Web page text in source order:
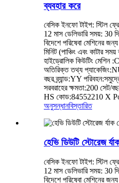
ব্যবহার করে
বেসিক ইনফো টাইপ: স্টিল
12 মাস ডেলিভারি সময়: 30
বিদেশে পরিষেবা মেশিনের
মিনিট (পাঞ্চিং এবং কাটার
হাইড্রোলিক কিউটিং মেশিন
অতিরিক্ত তথ্য
বছর ব্র্যান্ড:YY
সরবরাহের ক্ষমতা:200 সেট/
HS কোড:84552210 X
অনুসন্ধানবিস্তারিত
হেভি ডিউটি ​​স্টোরেজ
বেসিক ইনফো টাইপ: স্টিল
12 মাস ডেলিভারি সময়: 30
বিদেশে পরিষেবা মেশিনের